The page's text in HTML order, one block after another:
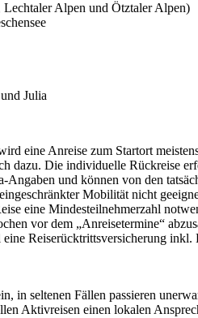
Alpen und Ötztaler Alpen)
Julia
eine Anreise zum Startort
dazu. Die individuelle Rückreise
und können von den
Mobilität nicht
eine Mindesteilnehmerzahl
vor dem „Anreisetermine“
Reiserücktrittsversicherung inkl.
in seltenen Fällen passieren
Aktivreisen einen lokalen